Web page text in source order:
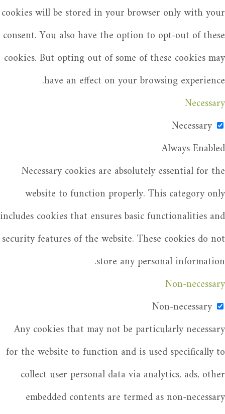
cookies will be stored in your browser only with your
consent. You also have the option to opt-out of these
cookies. But opting out of some of these cookies may
have an effect on your browsing experience.
Necessary
Necessary
Always Enabled
Necessary cookies are absolutely essential for the
website to function properly. This category only
includes cookies that ensures basic functionalities and
security features of the website. These cookies do not
store any personal information.
Non-necessary
Non-necessary
Any cookies that may not be particularly necessary
for the website to function and is used specifically to
collect user personal data via analytics, ads, other
embedded contents are termed as non-necessary